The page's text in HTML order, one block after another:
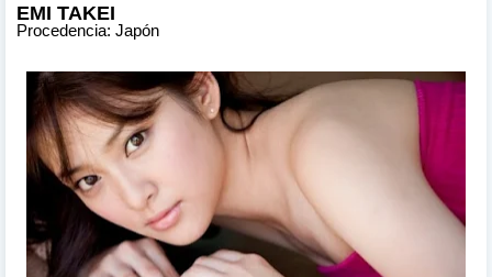
EMI TAKEI
Procedencia: Japón